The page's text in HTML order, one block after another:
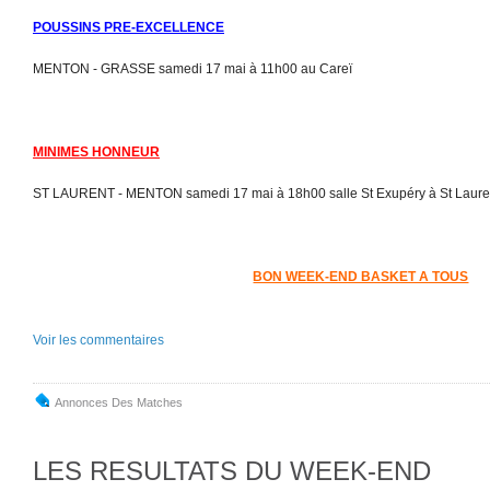
POUSSINS PRE-EXCELLENCE
MENTON - GRASSE samedi 17 mai à 11h00 au Careï
MINIMES HONNEUR
ST LAURENT - MENTON samedi 17 mai à 18h00 salle St Exupéry à St
BON WEEK-END BASKET A TOUS
Voir les commentaires
Annonces Des Matches
LES RESULTATS DU WEEK-END